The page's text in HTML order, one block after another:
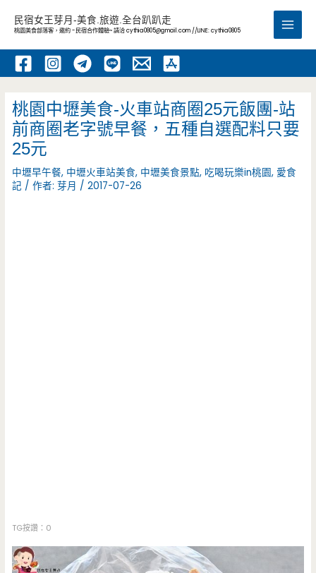
內
民宿女王芽月-美食.旅遊.全台趴趴走
桃園美食部落客，邀約 -民宿合作體驗~ 請洽cythia0805@gmail.com //LINE: cythia0805
Main
桃園中壢美食-火車站商圈25元飯團-站
前商圈老字號早餐，五種自選配料只要
25元
中壢早午餐, 中壢火車站美食, 中壢美食景點, 吃喝玩樂in桃園, 愛食
記 / 作者:芽月 /2017-07-26
TG按讚：0